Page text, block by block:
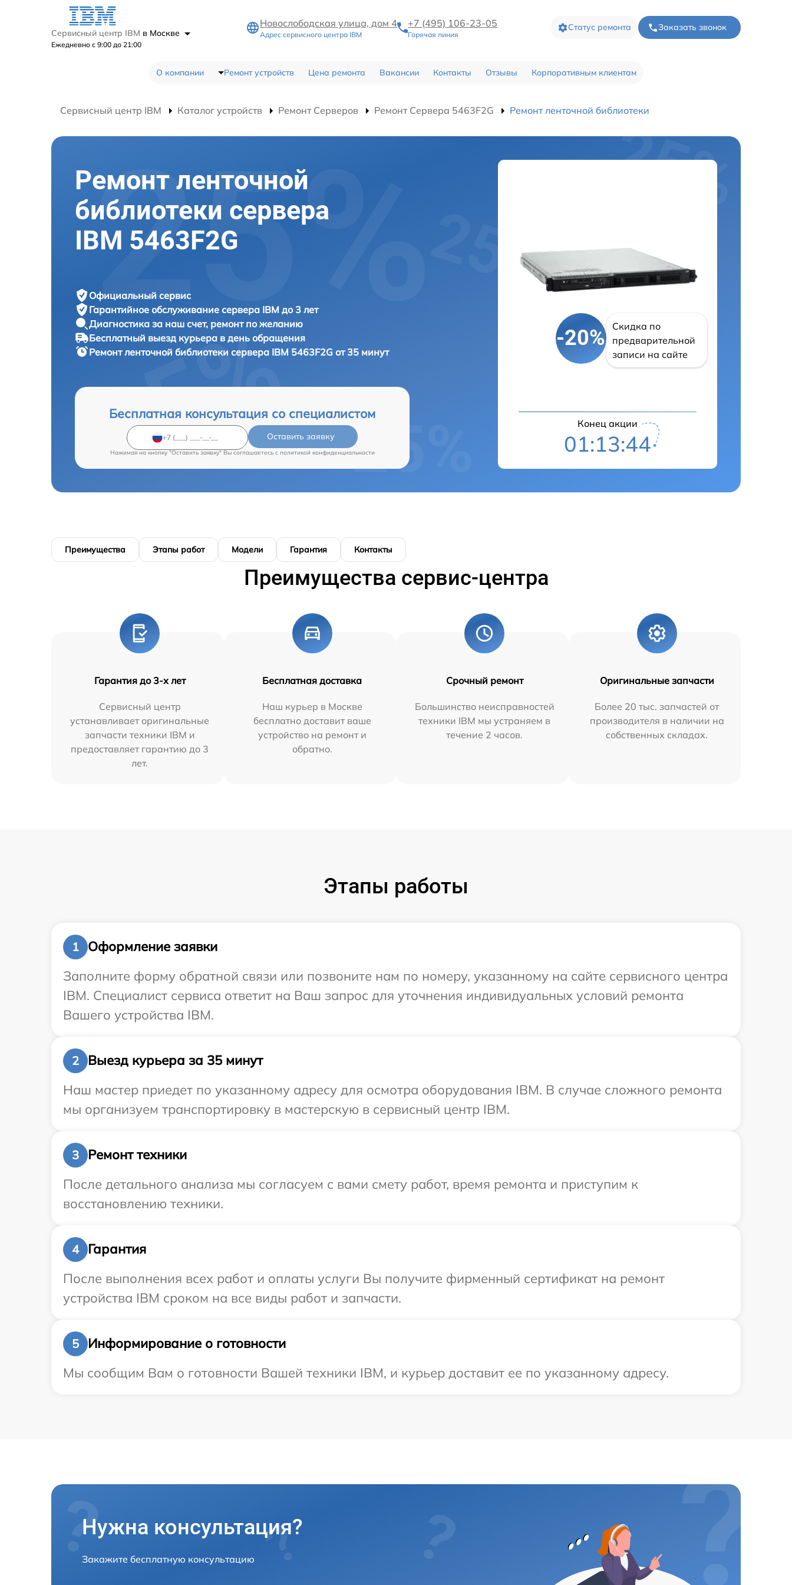
Сервисный центр IBM в Москве
Ежедневно с 9:00 до 21:00
Новослободская улица, дом 4
Адрес сервисного центра IBM
+7 (495) 106-23-05
Горячая линия
Статус ремонта Заказать звонок
О компании Ремонт устройств Цена ремонта Вакансии Контакты Отзывы Корпоративным клиентам
Сервисный центр IBM Каталог устройств Ремонт Серверов Ремонт Сервера 5463F2G Ремонт ленточной библиотеки
Ремонт ленточной
библиотеки сервера
IBM 5463F2G
Официальный сервис
Гарантийное обслуживание сервера IBM до 3 лет
Диагностика за наш счет, ремонт по желанию
Бесплатный выезд курьера в день обращения
Ремонт ленточной библиотеки сервера IBM 5463F2G от 35 минут
Бесплатная консультация со специалистом
Оставить заявку
Нажимая на кнопку "Оставить заявку" Вы соглашаетесь c политикой конфиденциальности
-20%
Скидка по
предварительной
записи на сайте
Конец акции
01:13:43
Преимущества Этапы работ Модели Гарантия Контакты
Преимущества сервис-центра
Гарантия до 3-х лет
Сервисный центр
устанавливает оригинальные
запчасти техники IBM и
предоставляет гарантию до 3
лет.
Бесплатная доставка
Наш курьер в Москве
бесплатно доставит ваше
устройство на ремонт и
обратно.
Срочный ремонт
Большинство неисправностей
техники IBM мы устраняем в
течение 2 часов.
Оригинальные запчасти
Более 20 тыс. запчастей от
производителя в наличии на
собственных складах.
Этапы работы
1
Оформление заявки
Заполните форму обратной связи или позвоните нам по номеру, указанному на сайте сервисного центра
IBM. Специалист сервиса ответит на Ваш запрос для уточнения индивидуальных условий ремонта
Вашего устройства IBM.
2
Выезд курьера за 35 минут
Наш мастер приедет по указанному адресу для осмотра оборудования IBM. В случае сложного ремонта
мы организуем транспортировку в мастерскую в сервисный центр IBM.
3
Ремонт техники
После детального анализа мы согласуем с вами смету работ, время ремонта и приступим к
восстановлению техники.
4
Гарантия
После выполнения всех работ и оплаты услуги Вы получите фирменный сертификат на ремонт
устройства IBM сроком на все виды работ и запчасти.
5
Информирование о готовности
Мы сообщим Вам о готовности Вашей техники IBM, и курьер доставит ее по указанному адресу.
Нужна консультация?
Закажите бесплатную консультацию